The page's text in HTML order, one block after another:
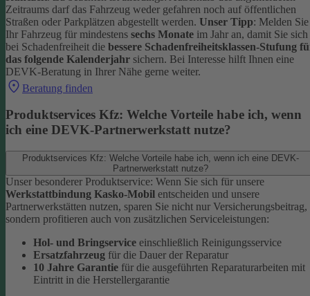
Zeitraums darf das Fahrzeug weder gefahren noch auf öffentlichen
Straßen oder Parkplätzen abgestellt werden. Unser Tipp: Melden Sie
Ihr Fahrzeug für mindestens sechs Monate im Jahr an, damit Sie sich
bei Schadenfreiheit die bessere Schadenfreiheitsklassen-Stufung
das folgende Kalenderjahr sichern. Bei Interesse hilft Ihnen eine
DEVK-Beratung in Ihrer Nähe gerne weiter.
Beratung finden
Produktservices Kfz: Welche Vorteile habe ich, wenn
ich eine DEVK-Partnerwerkstatt nutze?
Produktservices Kfz: Welche Vorteile habe ich, wenn ich eine DEVK-
Partnerwerkstatt nutze?
Unser besonderer Produktservice: Wenn Sie sich für unsere
Werkstattbindung Kasko-Mobil entscheiden und unsere
Partnerwerkstätten nutzen, sparen Sie nicht nur Versicherungsbeitrag,
sondern profitieren auch von zusätzlichen Serviceleistungen:
Hol- und Bringservice einschließlich Reinigungsservice
Ersatzfahrzeug für die Dauer der Reparatur
10 Jahre Garantie für die ausgeführten Reparaturarbeiten mit
Eintritt in die Herstellergarantie